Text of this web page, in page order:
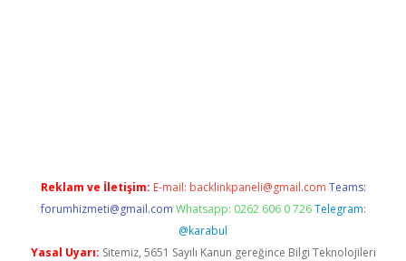
Reklam ve İletişim: E-mail: backlinkpaneli@gmail.com Teams:
forumhizmeti@gmail.com Whatsapp: 0262 606 0 726 Telegram:
@karabul
Yasal Uyarı: Sitemiz, 5651 Sayılı Kanun gereğince Bilgi Teknolojileri